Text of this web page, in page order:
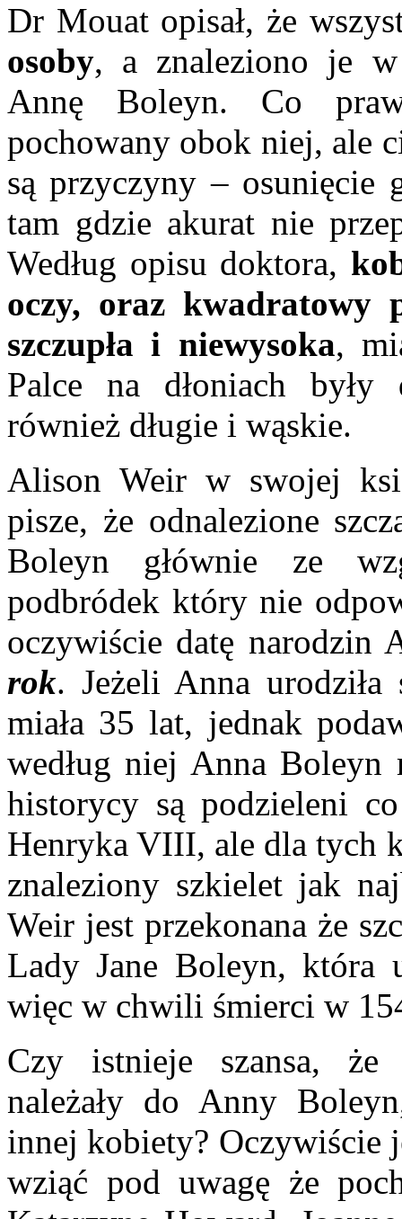
Dr Mouat opisał, że
osoby, a znaleziono je
Annę Boleyn. Co
pochowany obok niej, ale
są przyczyny – osunięcie
tam gdzie akurat nie
Według opisu doktora,
oczy, oraz kwadratowy
szczupła i niewysoka,
Palce na dłoniach
również długie i wąskie.
Alison Weir w swojej
pisze, że odnalezione
Boleyn głównie ze
podbródek który nie
oczywiście datę
rok. Jeżeli Anna
miała 35 lat, jednak
według niej Anna Boleyn
historycy są podzieleni
Henryka VIII, ale dla tych
znaleziony szkielet jak
Weir jest przekonana że
Lady Jane Boleyn, która
więc w chwili śmierci w
Czy istnieje szansa, że
należały do Anny
innej kobiety? Oczywiście
wziąć pod uwagę że